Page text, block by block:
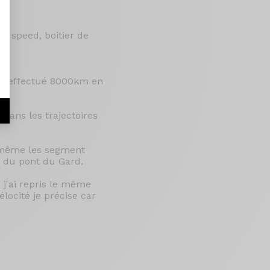
speed, boitier de
effectué 8000km en
les trajectoires
les segment
pont du Gard.
j'ai repris le même
je précise car